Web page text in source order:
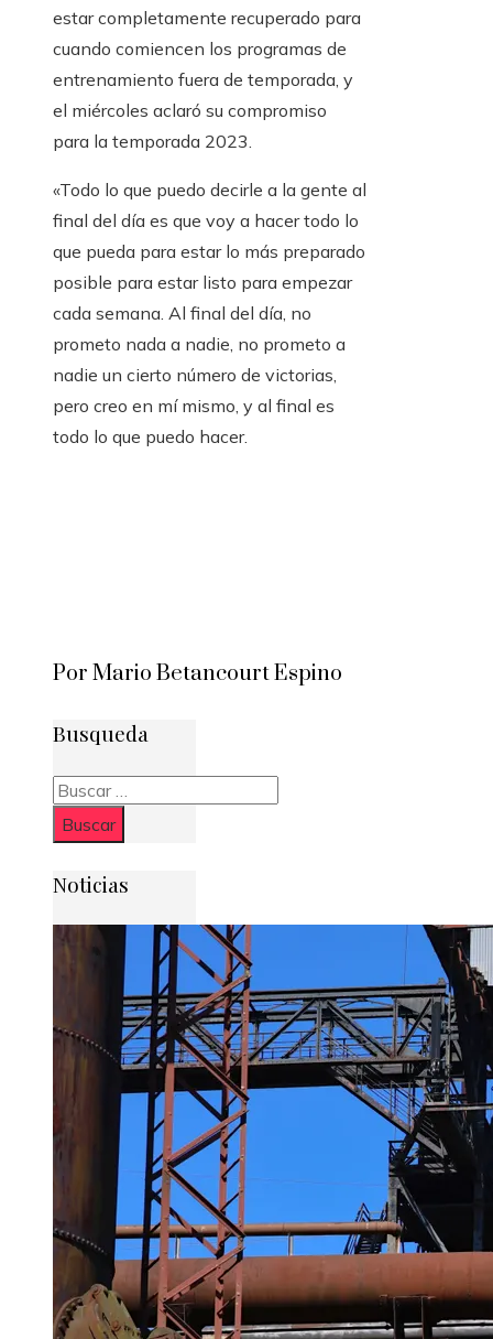
estar completamente recuperado para
cuando comiencen los programas de
entrenamiento fuera de temporada, y
el miércoles aclaró su compromiso
para la temporada 2023.
«Todo lo que puedo decirle a la gente al
final del día es que voy a hacer todo lo
que pueda para estar lo más preparado
posible para estar listo para empezar
cada semana. Al final del día, no
prometo nada a nadie, no prometo a
nadie un cierto número de victorias,
pero creo en mí mismo, y al final es
todo lo que puedo hacer.
Por Mario Betancourt Espino
Busqueda
Buscar:
Noticias